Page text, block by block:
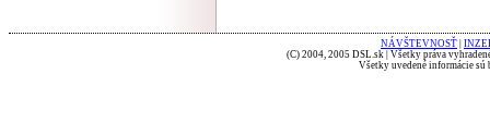
NÁVŠTEVNOSŤ
(C) 2004, 2005 DSL.sk | Všetky práva
Všetky uvedené informácie sú